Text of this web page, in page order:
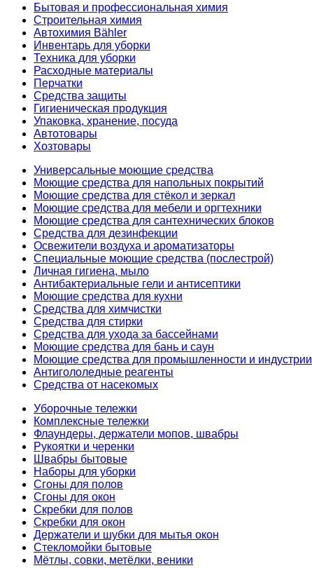
Бытовая и профессиональная химия
Строительная химия
Автохимия Bähler
Инвентарь для уборки
Техника для уборки
Расходные материалы
Перчатки
Средства защиты
Гигиеническая продукция
Упаковка, хранение, посуда
Автотовары
Хозтовары
Универсальные моющие средства
Моющие средства для напольных покрытий
Моющие средства для стёкол и зеркал
Моющие средства для мебели и оргтехники
Моющие средства для сантехнических блоков
Средства для дезинфекции
Освежители воздуха и ароматизаторы
Специальные моющие средства (послестрой)
Личная гигиена, мыло
Антибактериальные гели и антисептики
Моющие средства для кухни
Средства для химчистки
Средства для стирки
Средства для ухода за бассейнами
Моющие средства для бань и саун
Моющие средства для промышленности и индустрии
Антигололедные реагенты
Средства от насекомых
Уборочные тележки
Комплексные тележки
Флаундеры, держатели мопов, швабры
Рукоятки и черенки
Швабры бытовые
Наборы для уборки
Сгоны для полов
Сгоны для окон
Скребки для полов
Скребки для окон
Держатели и шубки для мытья окон
Стекломойки бытовые
Мётлы, совки, метёлки, веники